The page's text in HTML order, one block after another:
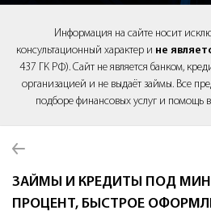
Информация на сайте носит
консультационный характер и не
437 ГК РФ). Сайт не является банком,
организацией и не выдаёт займы. Все
подборе финансовых услуг и помощь
ЗАЙМЫ И КРЕДИТЫ ПОД
ПРОЦЕНТ, БЫСТРОЕ